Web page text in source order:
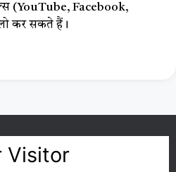
(YouTube, Facebook,
कर सकते हैं।
Visitor